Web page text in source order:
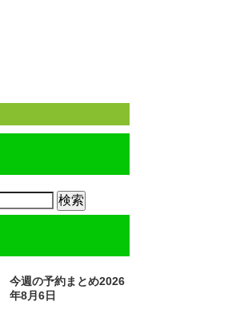
今週の予約まとめ2026
年8月6日